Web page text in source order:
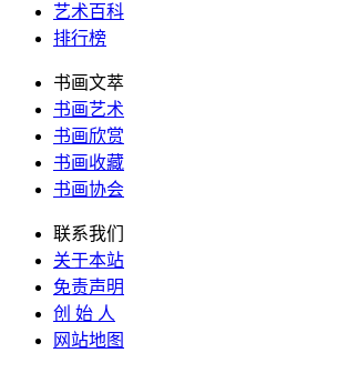
艺术百科
排行榜
书画文萃
书画艺术
书画欣赏
书画收藏
书画协会
联系我们
关于本站
免责声明
创 始 人
网站地图